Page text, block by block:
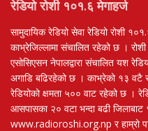
रेडियो रोशी १०१.६ मेगाहर्ज
सामुदायिक रेडियो सेवा रेडियो रोशी
काभ्रेजिल्लामा संचालित रहेको छ । रोशी
एसोसिएसन नेपालद्वारा संचालित यश
अगाडि बढिरहेको छ । काभ्रेको १३ वटै
रेडियोको क्षमता ५०० वाट रहेको छ ।
आसपासका २० वटा भन्दा बढी जिलाबाट
www.radioroshi.org.np र हाम्रो